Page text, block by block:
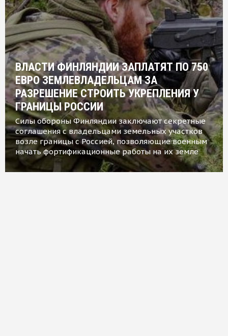
ВЛАСТИ ФИНЛЯНДИИ ЗАПЛАТЯТ ПО 750
ЕВРО ЗЕМЛЕВЛАДЕЛЬЦАМ ЗА
РАЗРЕШЕНИЕ СТРОИТЬ УКРЕПЛЕНИЯ У
ГРАНИЦЫ РОССИИ
Силы обороны Финляндии заключают секретные
соглашения с владельцами земельных участков
возле границы с Россией, позволяющие военным
начать фортификационные работы на их земле